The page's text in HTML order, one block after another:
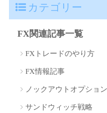
カテゴリー
FX関連記事一覧
FXトレードのやり方
FX情報記事
ノックアウトオプション
サンドウィッチ戦略